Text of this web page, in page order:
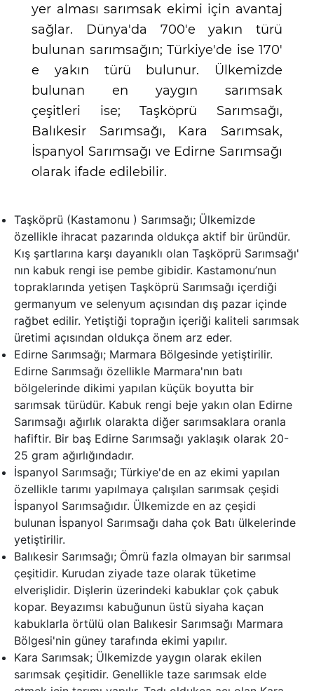
yer alması sarımsak ekimi için avantaj
sağlar. Dünya'da 700'e yakın türü
bulunan sarımsağın; Türkiye'de ise 170'
e yakın türü bulunur. Ülkemizde
bulunan en yaygın sarımsak
çeşitleri ise; Taşköprü Sarımsağı,
Balıkesir Sarımsağı, Kara Sarımsak,
İspanyol Sarımsağı ve Edirne Sarımsağı
olarak ifade edilebilir.
Taşköprü (Kastamonu ) Sarımsağı; Ülkemizde
özellikle ihracat pazarında oldukça aktif bir üründür.
Kış şartlarına karşı dayanıklı olan Taşköprü Sarımsağı'
nın kabuk rengi ise pembe gibidir. Kastamonu’nun
topraklarında yetişen Taşköprü Sarımsağı içerdiği
germanyum ve selenyum açısından dış pazar içinde
rağbet edilir. Yetiştiği toprağın içeriği kaliteli sarımsak
üretimi açısından oldukça önem arz eder.
Edirne Sarımsağı; Marmara Bölgesinde yetiştirilir.
Edirne Sarımsağı özellikle Marmara'nın batı
bölgelerinde dikimi yapılan küçük boyutta bir
sarımsak türüdür. Kabuk rengi beje yakın olan Edirne
Sarımsağı ağırlık olarakta diğer sarımsaklara oranla
hafiftir. Bir baş Edirne Sarımsağı yaklaşık olarak 20-
25 gram ağırlığındadır.
İspanyol Sarımsağı; Türkiye'de en az ekimi yapılan
özellikle tarımı yapılmaya çalışılan sarımsak çeşidi
İspanyol Sarımsağıdır. Ülkemizde en az çeşidi
bulunan İspanyol Sarımsağı daha çok Batı ülkelerinde
yetiştirilir.
Balıkesir Sarımsağı; Ömrü fazla olmayan bir sarımsal
çeşitidir. Kurudan ziyade taze olarak tüketime
elverişlidir. Dişlerin üzerindeki kabuklar çok çabuk
kopar. Beyazımsı kabuğunun üstü siyaha kaçan
kabuklarla örtülü olan Balıkesir Sarımsağı Marmara
Bölgesi'nin güney tarafında ekimi yapılır.
Kara Sarımsak; Ülkemizde yaygın olarak ekilen
sarımsak çeşitidir. Genellikle taze sarımsak elde